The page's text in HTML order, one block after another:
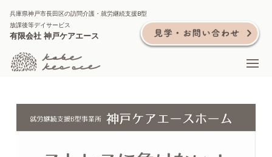
兵庫県神戸市長田区の訪問介護・就労継続支援B型
放課後等デイサービス
有限会社 神戸ケアエース